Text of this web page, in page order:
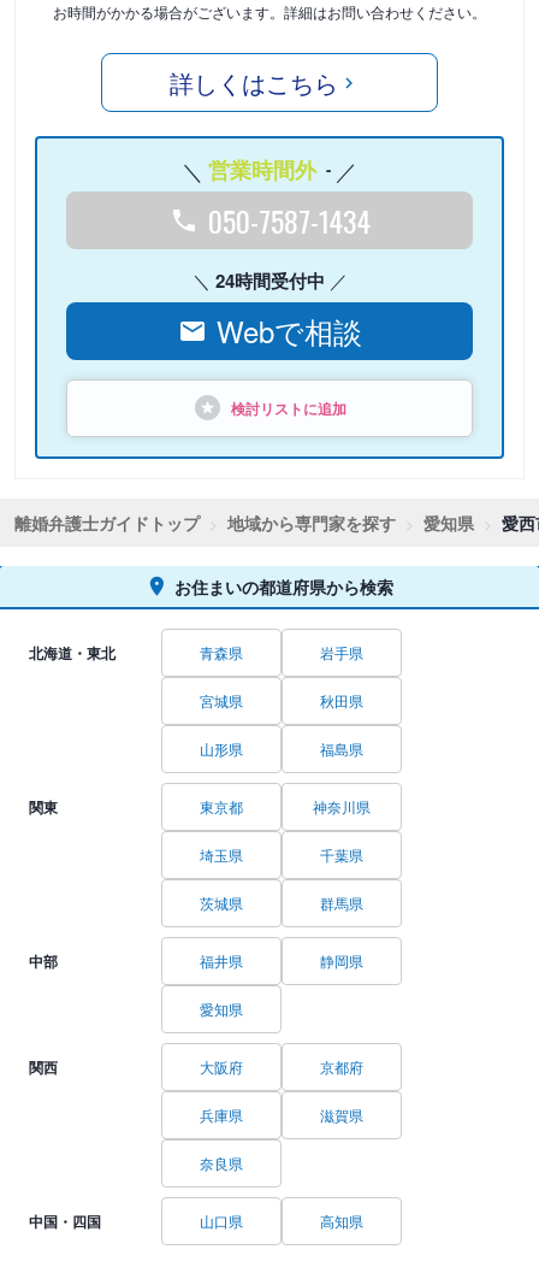
お時間がかかる場合がございます。詳細はお問い合わせください。
詳しくはこちら
営業時間外 -
050-7587-1434
24時間受付中
Webで相談
検討リストに追加
離婚弁護士ガイドトップ 地域から専門家を探す 愛知県 愛
お住まいの都道府県から検索
北海道・東北 青森県 岩手県
宮城県 秋田県
山形県 福島県
関東 東京都 神奈川県
埼玉県 千葉県
茨城県 群馬県
中部 福井県 静岡県
愛知県
関西 大阪府 京都府
兵庫県 滋賀県
奈良県
中国・四国 山口県 高知県